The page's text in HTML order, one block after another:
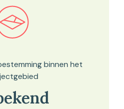
kaartviewer
binnen het